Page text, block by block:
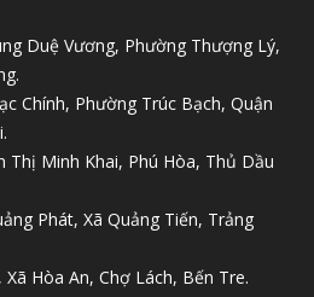
Duệ Vương, Phường Thượng Lý,
Chính, Phường Trúc Bạch, Quận
Thị Minh Khai, Phú Hòa, Thủ Dầu
Phát, Xã Quảng Tiến, Trảng
Hòa An, Chợ Lách, Bến Tre.